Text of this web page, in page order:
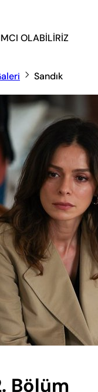
OLABİLİRİZ
Sandık
Bölüm